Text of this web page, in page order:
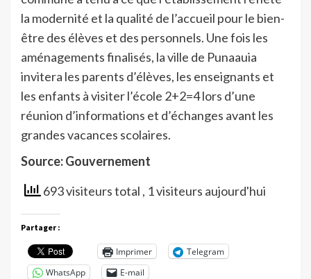
la modernité et la qualité de l’accueil pour le bien-
être des élèves et des personnels. Une fois les
aménagements finalisés, la ville de Punaauia
invitera les parents d’élèves, les enseignants et
les enfants à visiter l’école 2+2=4 lors d’une
réunion d’informations et d’échanges avant les
grandes vacances scolaires.
Source: Gouvernement
693 visiteurs total , 1 visiteurs aujourd'hui
Partager :
Imprimer
Telegram
WhatsApp
E-mail